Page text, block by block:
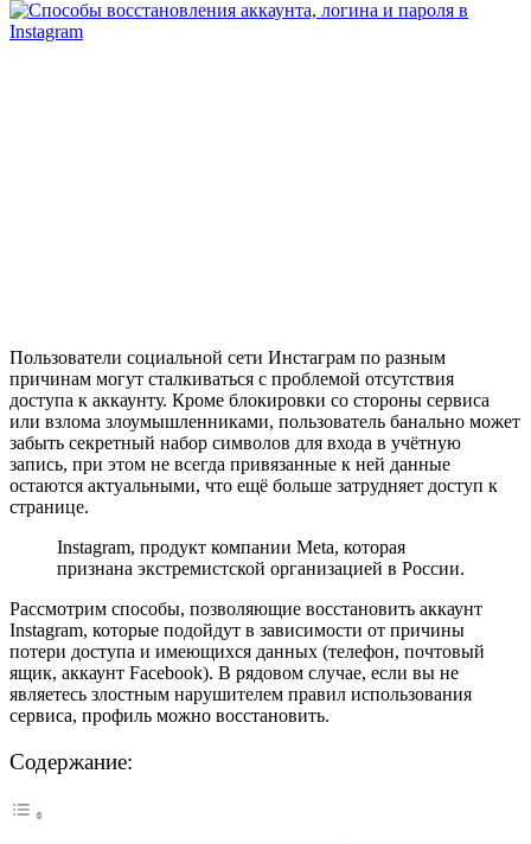
Пользователи социальной сети Инстаграм по разным
причинам могут сталкиваться с проблемой отсутствия
доступа к аккаунту. Кроме блокировки со стороны сервиса
или взлома злоумышленниками, пользователь банально может
забыть секретный набор символов для входа в учётную
запись, при этом не всегда привязанные к ней данные
остаются актуальными, что ещё больше затрудняет доступ к
странице.
Instagram, продукт компании Meta, которая
признана экстремистской организацией в России.
Рассмотрим способы, позволяющие восстановить аккаунт
Instagram, которые подойдут в зависимости от причины
потери доступа и имеющихся данных (телефон, почтовый
ящик, аккаунт Facebook). В рядовом случае, если вы не
являетесь злостным нарушителем правил использования
сервиса, профиль можно восстановить.
Содержание: